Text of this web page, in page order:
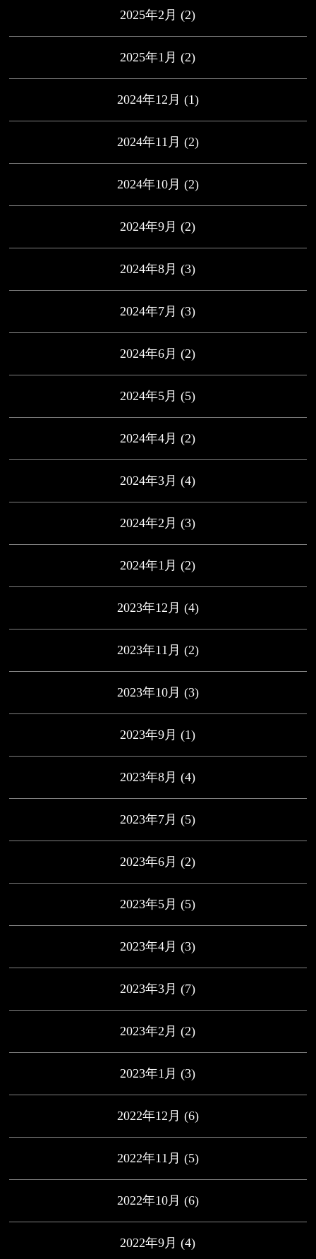
2025年2月 (2)
2025年1月 (2)
2024年12月 (1)
2024年11月 (2)
2024年10月 (2)
2024年9月 (2)
2024年8月 (3)
2024年7月 (3)
2024年6月 (2)
2024年5月 (5)
2024年4月 (2)
2024年3月 (4)
2024年2月 (3)
2024年1月 (2)
2023年12月 (4)
2023年11月 (2)
2023年10月 (3)
2023年9月 (1)
2023年8月 (4)
2023年7月 (5)
2023年6月 (2)
2023年5月 (5)
2023年4月 (3)
2023年3月 (7)
2023年2月 (2)
2023年1月 (3)
2022年12月 (6)
2022年11月 (5)
2022年10月 (6)
2022年9月 (4)